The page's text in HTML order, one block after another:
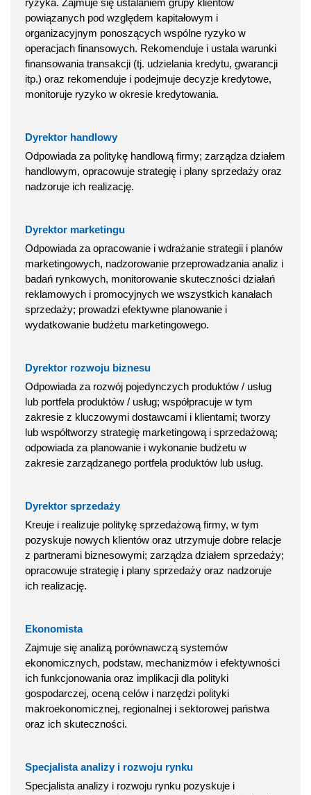
powiązanych pod względem kapitałowym i
organizacyjnym ponoszących wspólne ryzyko w
operacjach finansowych. Rekomenduje i ustala warunki
finansowania transakcji (tj. udzielania kredytu, gwarancji
itp.) oraz rekomenduje i podejmuje decyzje kredytowe,
monitoruje ryzyko w okresie kredytowania.
Dyrektor handlowy
Odpowiada za politykę handlową firmy; zarządza działem
handlowym, opracowuje strategię i plany sprzedaży oraz
nadzoruje ich realizację.
Dyrektor marketingu
Odpowiada za opracowanie i wdrażanie strategii i planów
marketingowych, nadzorowanie przeprowadzania analiz i
badań rynkowych, monitorowanie skuteczności działań
reklamowych i promocyjnych we wszystkich kanałach
sprzedaży; prowadzi efektywne planowanie i
wydatkowanie budżetu marketingowego.
Dyrektor rozwoju biznesu
Odpowiada za rozwój pojedynczych produktów / usług
lub portfela produktów / usług; współpracuje w tym
zakresie z kluczowymi dostawcami i klientami; tworzy
lub współtworzy strategię marketingową i sprzedażową;
odpowiada za planowanie i wykonanie budżetu w
zakresie zarządzanego portfela produktów lub usług.
Dyrektor sprzedaży
Kreuje i realizuje politykę sprzedażową firmy, w tym
pozyskuje nowych klientów oraz utrzymuje dobre relacje
z partnerami biznesowymi; zarządza działem sprzedaży;
opracowuje strategię i plany sprzedaży oraz nadzoruje
ich realizację.
Ekonomista
Zajmuje się analizą porównawczą systemów
ekonomicznych, podstaw, mechanizmów i efektywności
ich funkcjonowania oraz implikacji dla polityki
gospodarczej, oceną celów i narzędzi polityki
makroekonomicznej, regionalnej i sektorowej państwa
oraz ich skuteczności.
Specjalista analizy i rozwoju rynku
Specjalista analizy i rozwoju rynku pozyskuje i